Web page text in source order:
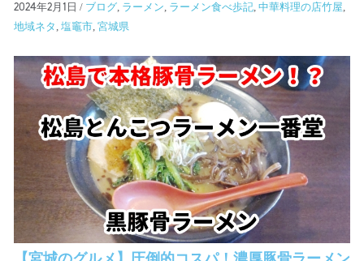
2024年2月1日 / ブログ, ラーメン, ラーメン食べ歩記, 中華料理の店竹屋,
地域ネタ , 塩竈市, 宮城県